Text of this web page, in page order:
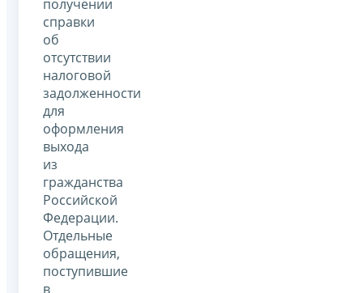
получении
справки
об
отсутствии
налоговой
задолженности
для
оформления
выхода
из
гражданства
Российской
Федерации.
Отдельные
обращения,
поступившие
в